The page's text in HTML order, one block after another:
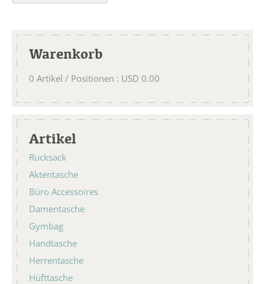
Warenkorb
0 Artikel / Positionen : USD 0.00
Artikel
Rucksack
Aktentasche
Büro Accessoires
Damentasche
Gymbag
Handtasche
Herrentasche
Hüfttasche